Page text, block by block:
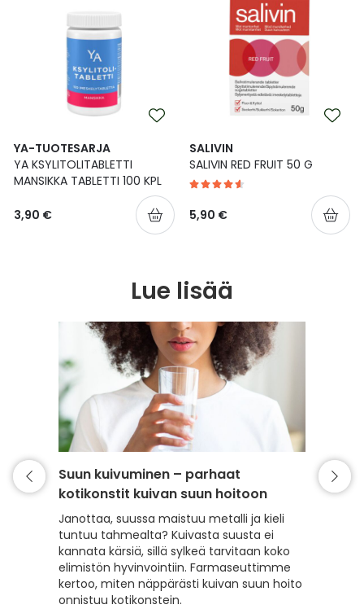
YA-TUOTESARJA
YA KSYLITOLITABLETTI
MANSIKKA TABLETTI 100 KPL
3,90 €
SALIVIN
SALIVIN RED FRUIT 50 G
5,90 €
Lue lisää
Suun kuivuminen – parhaat
kotikonstit kuivan suun hoitoon
Janottaa, suussa maistuu metalli ja kieli
tuntuu tahmealta? Kuivasta suusta ei
kannata kärsiä, sillä sylkeä tarvitaan koko
elimistön hyvinvointiin. Farmaseuttimme
kertoo, miten näppärästi kuivan suun hoito
onnistuu kotikonstein.